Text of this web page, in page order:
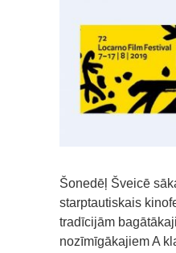
Šonedēļ Šveicē
starptautiskais
tradīcijām
nozīmīgākajiem A